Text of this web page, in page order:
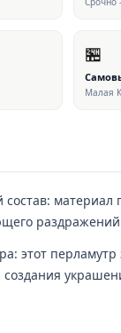
🏪
Малая
материал
этот